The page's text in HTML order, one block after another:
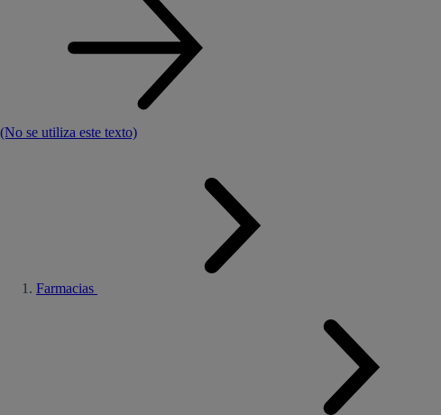
(No se utiliza este texto)
Farmacias